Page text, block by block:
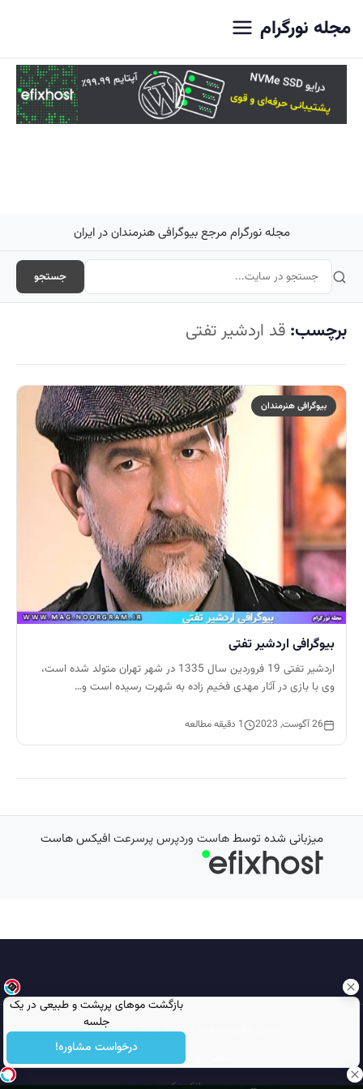
بازگشت موهای پرپشت و طبیعی در یک
جلسه
درخواست مشاوره!
مجله نورگرام
مجله نورگرام مرجع بیوگرافی هنرمندان در ایران
جستجو
برچسب: قد اردشیر تفتی
بیوگرافی هنرمندان
بیوگرافی اردشیر تفتی
اردشیر تفتی 19 فروردین سال 1335 در شهر تهران متولد شده است،
وی با بازی در آثار مهدی فخیم زاده به شهرت رسیده است و…
26 آگوست, 2023 1 دقیقه مطالعه
میزبانی شده توسطهاست وردپرس پرسرعتافیکس هاست
تمامی حقوق محفوظ است © 2026
مجله نورگرام
انجمن نورگرام